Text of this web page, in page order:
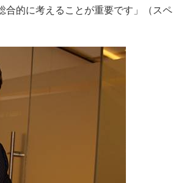
合的に考えることが重要です」（スペ